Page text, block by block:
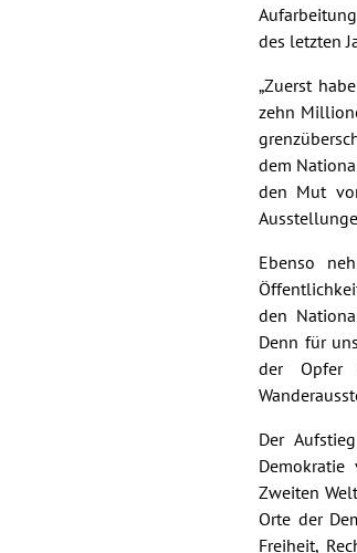
des letzten
„Zuerst
zehn
dem
den Mut
Ebenso
den
Denn für
der Opfer
Der
Zweiten
Orte der
Freiheit,